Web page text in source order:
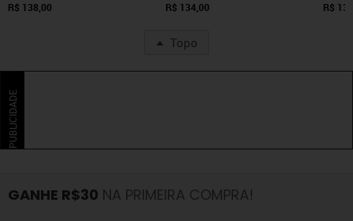
R$ 138,00
R$ 134,00
R$
Topo
PUBLICIDADE
GANHE R$30 NA PRIMEIRA COMPRA!